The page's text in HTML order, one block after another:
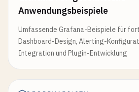
Anwendungsbeispiele
Umfassende Grafana-Beispiele für
Dashboard-Design, Alerting-
Integration und Plugin-Entwicklung